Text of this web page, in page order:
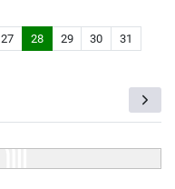
27 28 29 30 31